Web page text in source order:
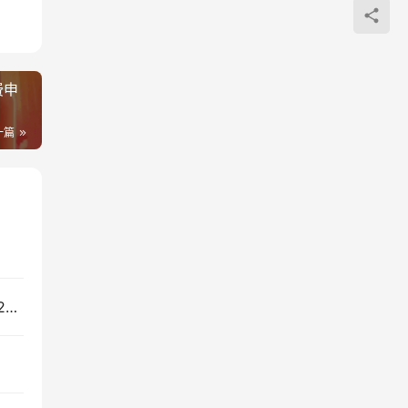
篇
电信星卡29元2022版怎么办理（电信星卡39元2022版）